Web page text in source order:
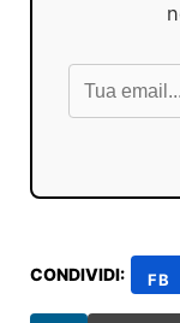
CONDIVIDI: FB